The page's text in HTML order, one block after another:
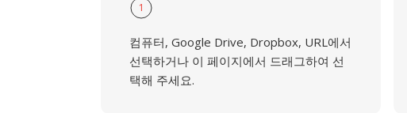
1
컴퓨터, Google Drive, Dropbox, URL에서
선택하거나 이 페이지에서 드래그하여 선
택해 주세요.